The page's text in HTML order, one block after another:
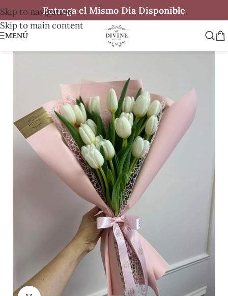
Skip to navigation
Skip to main content
Entrega el Mismo Día Disponible
MENÚ